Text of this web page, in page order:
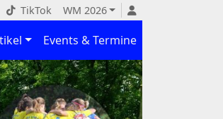
TikTok WM 2026
Events & Termine